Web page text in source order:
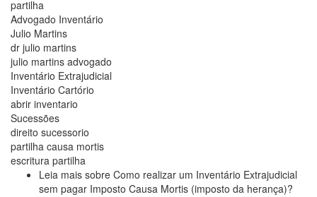
partilha
Advogado Inventário
Julio Martins
dr julio martins
julio martins advogado
Inventário Extrajudicial
Inventário Cartório
abrir inventario
Sucessões
direito sucessorio
partilha causa mortis
escritura partilha
Leia mais sobre Como realizar um Inventário Extrajudicial
sem pagar Imposto Causa Mortis (imposto da herança)?